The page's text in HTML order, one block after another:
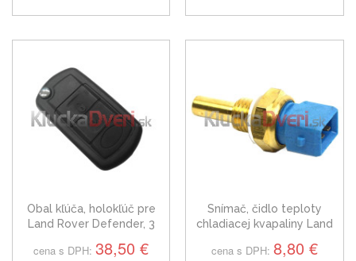
Obal kľúča, holokľúč pre
Land Rover Defender, 3
cena s DPH: 38,50 €
Snímač, čidlo teploty
chladiacej kvapaliny Land
13621284397
cena s DPH: 8,80 €